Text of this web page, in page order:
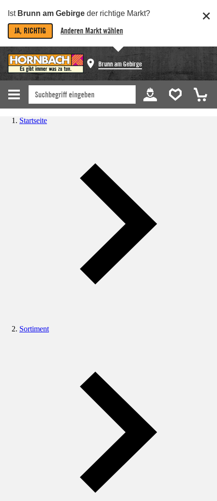
Ist Brunn am Gebirge der richtige Markt?
JA, RICHTIG Anderen Markt wählen
Brunn am Gebirge
Startseite
Sortiment